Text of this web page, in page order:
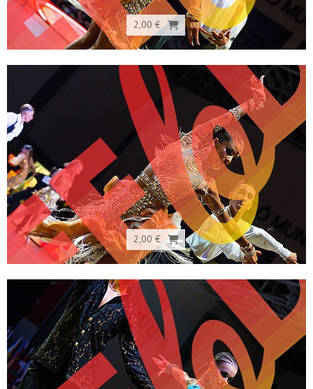
2,00 €
2,00 €